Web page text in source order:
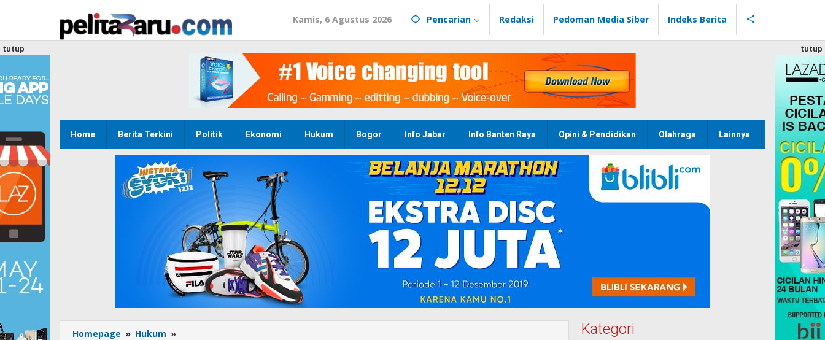
Kamis, 6 Agustus 2026 Pencarian Redaksi Pedoman Media Siber Indeks Berita
Home Berita Terkini Politik Ekonomi Hukum Bogor Info Jabar Info Banten Raya Opini & Pendidikan Olahraga Lainnya
tutup tutup
Homepage » Hukum » Kategori